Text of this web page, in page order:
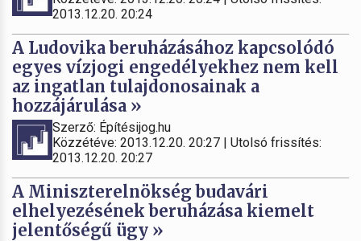
2013.12.20. 20:24
A Ludovika beruházásához kapcsolódó
egyes vízjogi engedélyekhez nem kell
az ingatlan tulajdonosainak a
hozzájárulása »
Szerző: Építésijog.hu
Közzétéve: 2013.12.20. 20:27 | Utolsó frissítés:
2013.12.20. 20:27
A Miniszterelnökség budavári
elhelyezésének beruházása kiemelt
jelentőségű ügy »